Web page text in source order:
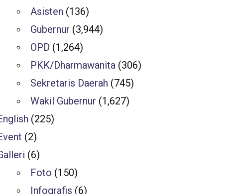
Asisten (136)
Gubernur (3,944)
OPD (1,264)
PKK/Dharmawanita (306)
Sekretaris Daerah (745)
Wakil Gubernur (1,627)
(225)
(2)
(6)
Foto (150)
Infografis (6)